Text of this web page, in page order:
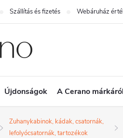
Szállítás és fizetés Webáruház
Újdonságok A Cerano márkáról
Zuhanykabinok, kádak, csatornák,
lefolyócsatornák, tartozékok